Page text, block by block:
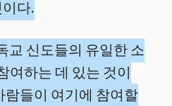
다.
교 신도들의 유일한 소
여하는 데 있는 것이
람들이 여기에 참여할